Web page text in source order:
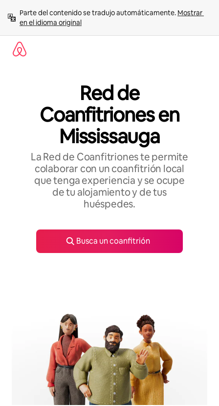
contenido
Parte del contenido se tradujo automáticamente. Mostrar
en el idioma original
Red de
Coanfitriones en
Mississauga
La Red de Coanfitriones te permite
colaborar con un coanfitrión local
que tenga experiencia y se ocupe
de tu alojamiento y de tus
huéspedes.
Busca un coanfitrión